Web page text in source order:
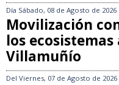
Día Sábado, 08 de Agosto de 2026
Movilización
los
Villamuñío
Del Viernes, 07 de Agosto de 2026